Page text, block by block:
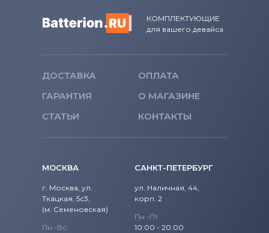
КОМПЛЕКТУЮЩИЕ
для вашего девайса
ДОСТАВКА
ОПЛАТА
ГАРАНТИЯ
О МАГАЗИНЕ
СТАТЬИ
КОНТАКТЫ
МОСКВА
г. Москва, ул.
Ткацкая, 5с3,
(м. Семеновская)
Пн.-Вс.
САНКТ-ПЕТЕРБУРГ
ул. Наличная, 44,
корп. 2
Пн.-Пт.
10:00 - 20:00